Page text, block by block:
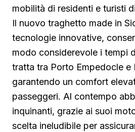
mobilità di residenti e turisti
Il nuovo traghetto made in
tecnologie innovative,
modo considerevole i tempi
tratta tra Porto Empedocle e
garantendo un comfort
passeggeri. Al contempo
inquinanti, grazie ai suoi
scelta ineludibile per